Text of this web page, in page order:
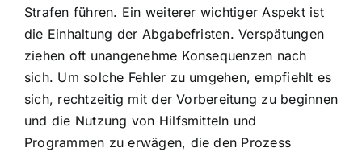
Strafen führen. Ein weiterer wichtiger Aspekt ist
die Einhaltung der Abgabefristen. Verspätungen
ziehen oft unangenehme Konsequenzen nach
sich. Um solche Fehler zu umgehen, empfiehlt es
sich, rechtzeitig mit der Vorbereitung zu beginnen
und die Nutzung von Hilfsmitteln und
Programmen zu erwägen, die den Prozess